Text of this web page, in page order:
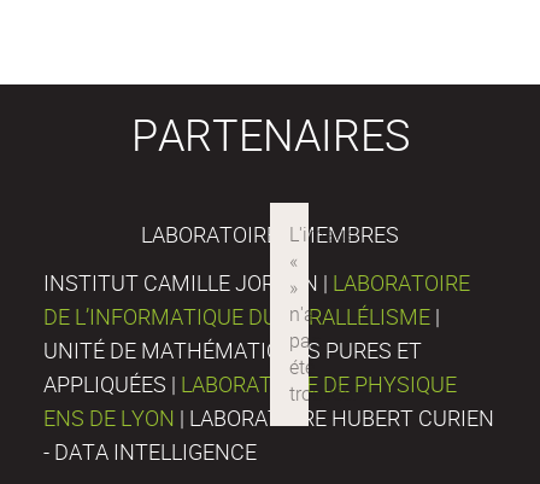
PARTENAIRES
LABORATOIRES MEMBRES
INSTITUT CAMILLE JORDAN | LABORATOIRE
DE L’INFORMATIQUE DU PARALLÉLISME |
UNITÉ DE MATHÉMATIQUES PURES ET
APPLIQUÉES | LABORATOIRE DE PHYSIQUE
ENS DE LYON | LABORATOIRE HUBERT CURIEN
- DATA INTELLIGENCE